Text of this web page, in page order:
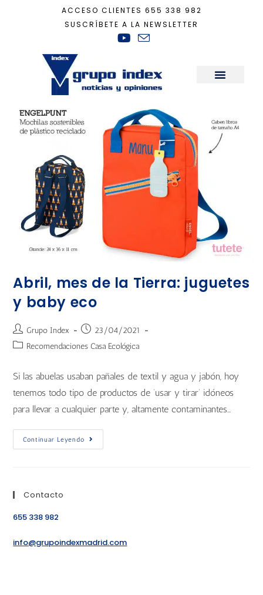
ACCESO CLIENTES 655 338 982
SUSCRÍBETE A LA NEWSLETTER
materiales bio
Abril, mes de la Tierra: juguetes
y baby eco
Grupo Index
23/04/2021
Recomendaciones Casa Ecológica
Si las abuelas usaban pañales de textil y agua y jabón, hoy
tenemos todo tipo de productos de ‘usar y tirar’ idóneos
para llevar a cualquier parte y, altamente contaminantes…
Continuar Leyendo
Contacto
655 338 982
info@grupoindexmadrid.com